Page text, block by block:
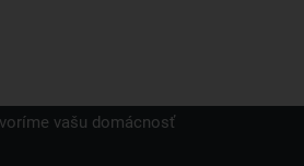
vašu domácnosť